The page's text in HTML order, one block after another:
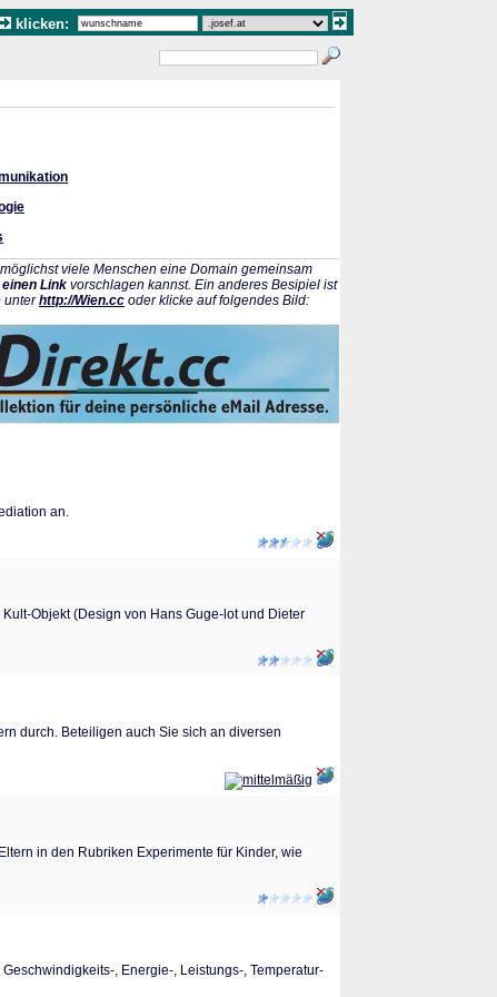
klicken:
viele Menschen eine Domain gemeinsam
Link vorschlagen kannst. Ein anderes Besipiel ist
unterhttp://Wien.cc oder klicke auf folgendes Bild:
an.
Objekt (Design von Hans Guge-lot und Dieter
durch. Beteiligen auch Sie sich an diversen
in den Rubriken Experimente für Kinder, wie
, Energie-, Leistungs-, Temperatur-